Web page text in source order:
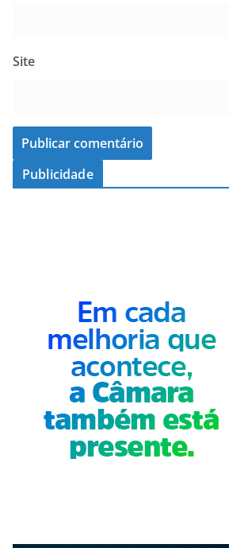
Site
Publicidade